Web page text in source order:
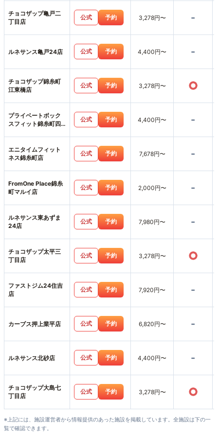
チョコザップ亀戸二
丁目店
公式 予約 3,278円〜 -
ルネサンス亀戸24店 公式 予約 4,400円〜 -
チョコザップ錦糸町
江東橋店
公式 予約 3,278円〜 ○
プライベートボック
スフィット錦糸町四
公式 予約 4,400円〜 -
エニタイムフィット
ネス錦糸町店
公式 予約 7,678円〜 -
FromOne Place錦糸
町マルイ店
公式 予約 2,000円〜 -
ルネサンス東あずま
24店
公式 予約 7,980円〜 -
チョコザップ太平三
丁目店
公式 予約 3,278円〜 ○
ファストジム24住吉
店
公式 予約 7,920円〜 -
カーブス押上業平店 公式 予約 6,820円〜 -
ルネサンス北砂店 公式 予約 4,400円〜 -
チョコザップ大島七
丁目店
公式 予約 3,278円〜 ○
※上記には、施設運営者から情報提供のあった施設を掲載しています。全施設は下の一
覧で確認できます。